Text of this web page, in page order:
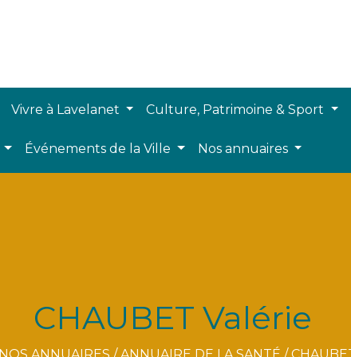
Vivre à Lavelanet Culture, Patrimoine & Sport
Événements de la Ville Nos annuaires
CHAUBET Valérie